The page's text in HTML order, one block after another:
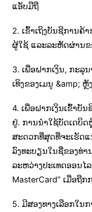
ແອັບມືຖື
2. ເຂົ້າເຖິງບັນຊີການຄ້
ຜູ້ໃຊ້ ແລະລະຫັດຜ່ານຂ
3. ເພື່ອຝາກເງິນ, ກະລຸ
ເທິງຂອງເມນູ &amp;
4. ເພື່ອຝາກເງິນເຂົ້າບັ
ຢູ່. ການນໍາໃຊ້ບັດເດບິ
ສະດວກທີ່ສຸດທີ່ຈະເຮັດ
ລົງທະບຽນໃນຊື່ຂອງທ່
ລະຫວ່າງປະເທດອອນໄ
MasterCard” ເມື່ອຖື
5. ມີສອງທາງເລືອກໃນ